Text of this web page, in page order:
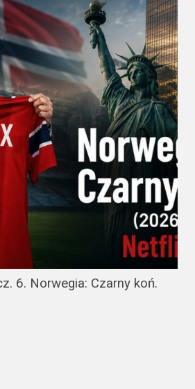
6. Norwegia: Czarny koń.